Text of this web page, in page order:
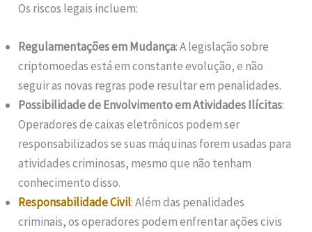
Os riscos legais incluem:
Regulamentações em Mudança: A legislação sobre
criptomoedas está em constante evolução, e não
seguir as novas regras pode resultar em penalidades.
Possibilidade de Envolvimento em Atividades Ilícitas:
Operadores de caixas eletrônicos podem ser
responsabilizados se suas máquinas forem usadas para
atividades criminosas, mesmo que não tenham
conhecimento disso.
Responsabilidade Civil: Além das penalidades
criminais, os operadores podem enfrentar ações civis